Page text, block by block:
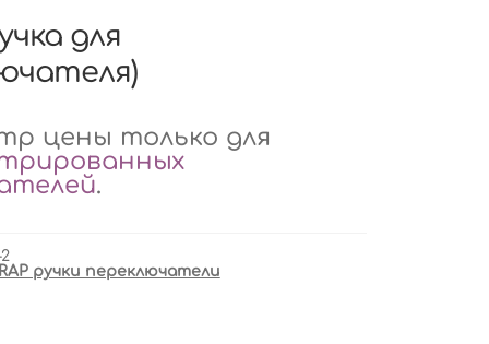
для
цены только для
.
ручки переключатели